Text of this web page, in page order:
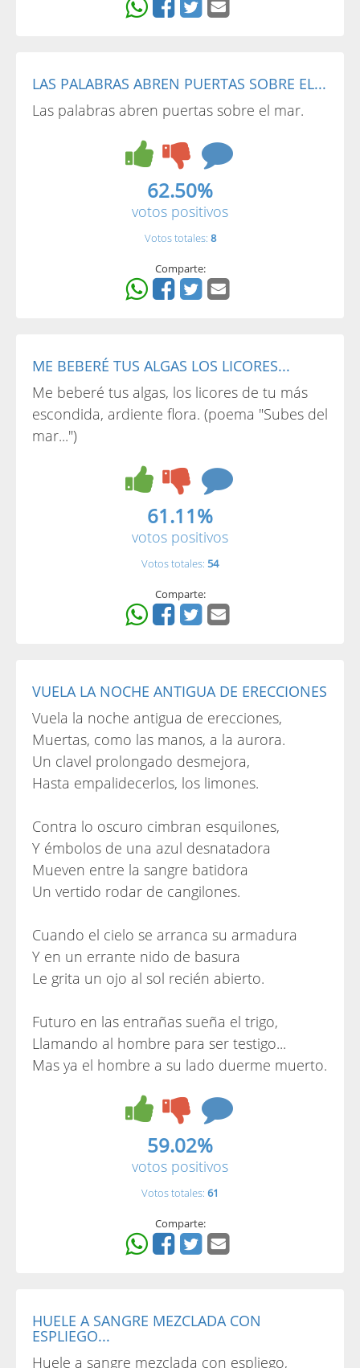
LAS PALABRAS ABREN PUERTAS SOBRE EL...
Las palabras abren puertas sobre el mar.
62.50%
votos positivos
Votos totales: 8
Comparte:
ME BEBERÉ TUS ALGAS LOS LICORES...
Me beberé tus algas, los licores de tu más
escondida, ardiente flora. (poema "Subes del
mar...")
61.11%
votos positivos
Votos totales: 54
Comparte:
VUELA LA NOCHE ANTIGUA DE ERECCIONES
Vuela la noche antigua de erecciones,
Muertas, como las manos, a la aurora.
Un clavel prolongado desmejora,
Hasta empalidecerlos, los limones.
Contra lo oscuro cimbran esquilones,
Y émbolos de una azul desnatadora
Mueven entre la sangre batidora
Un vertido rodar de cangilones.
Cuando el cielo se arranca su armadura
Y en un errante nido de basura
Le grita un ojo al sol recién abierto.
Futuro en las entrañas sueña el trigo,
Llamando al hombre para ser testigo...
Mas ya el hombre a su lado duerme muerto.
59.02%
votos positivos
Votos totales: 61
Comparte:
HUELE A SANGRE MEZCLADA CON
ESPLIEGO...
Huele a sangre mezclada con espliego,